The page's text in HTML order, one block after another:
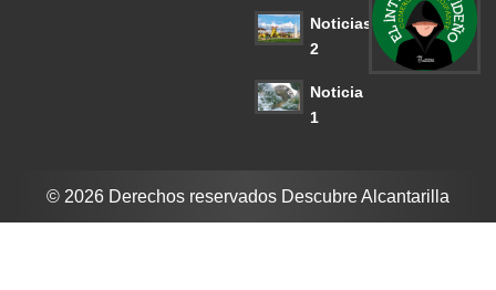
Noticias
2
Noticia
1
© 2026 Derechos reservados Descubre Alcantarilla